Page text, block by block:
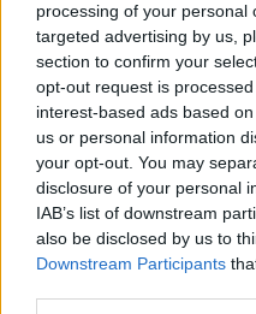
processing of your personal
targeted advertising by us,
section to confirm your
opt-out request is
interest-based ads based
us or personal information
your opt-out. You may
disclosure of your personal
IAB’s list of downstream
also be disclosed by us to
Downstream Participants
Fotó:Getty Images
Bár teljesen bézsbe
izgalmasnak, de